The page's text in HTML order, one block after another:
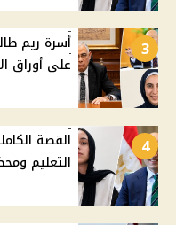
3
على أوراق
4
التعليم